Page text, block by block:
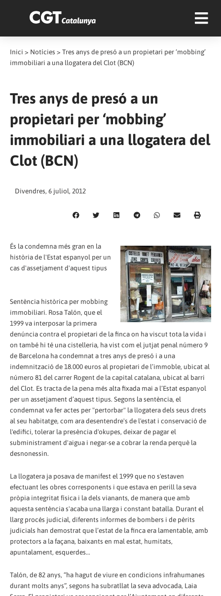
Inici > Notícies > Tres anys de presó a un propietari per ‘mobbing’
immobiliari a una llogatera del Clot (BCN)
Tres anys de presó a un
propietari per ‘mobbing’
immobiliari a una llogatera del
Clot (BCN)
Divendres, 6 juliol, 2012
És la condemna més gran en la
història de l'Estat espanyol per un
cas d'assetjament d'aquest tipus
Sentència històrica per mobbing
immobiliari. Rosa Talón, que el
1999 va interposar la primera
denúncia contra el propietari de la finca on ha viscut tota la vida i
on també hi té una cistelleria, ha vist com el jutjat penal número 9
de Barcelona ha condemnat a tres anys de presó i a una
indemnització de 18.000 euros al propietari de l’immoble, ubicat al
número 81 del carrer Rogent de la capital catalana, ubicat al barri
del Clot. Es tracta de la pena més alta fixada mai a l’Estat espanyol
per un assetjament d’aquest tipus. Segons la sentència, el
condemnat va fer actes per "pertorbar" la llogatera dels seus drets
al seu habitatge, com ara desentendre's de l'estat i conservació de
l'edifici, tolerar la presència d'okupes, deixar de pagar el
subministrament d'aigua i negar-se a cobrar la renda perquè la
desnonessin.
La llogatera ja posava de manifest el 1999 que no s'estaven
efectuant les obres corresponents i que estava en perill la seva
pròpia integritat física i la dels vianants, de manera que amb
aquesta sentència s'acaba una llarga i constant batalla. Durant el
llarg procés judicial, diferents informes de bombers i de pèrits
judicials han demostrat que l’estat de la finca era lamentable, amb
protectors a la façana, baixants en mal estat, humitats,
apuntalament, esquerdes...
Talón, de 82 anys, “ha hagut de viure en condicions infrahumanes
durant molts anys”, segons ha subratllat la seva advocada, Laia